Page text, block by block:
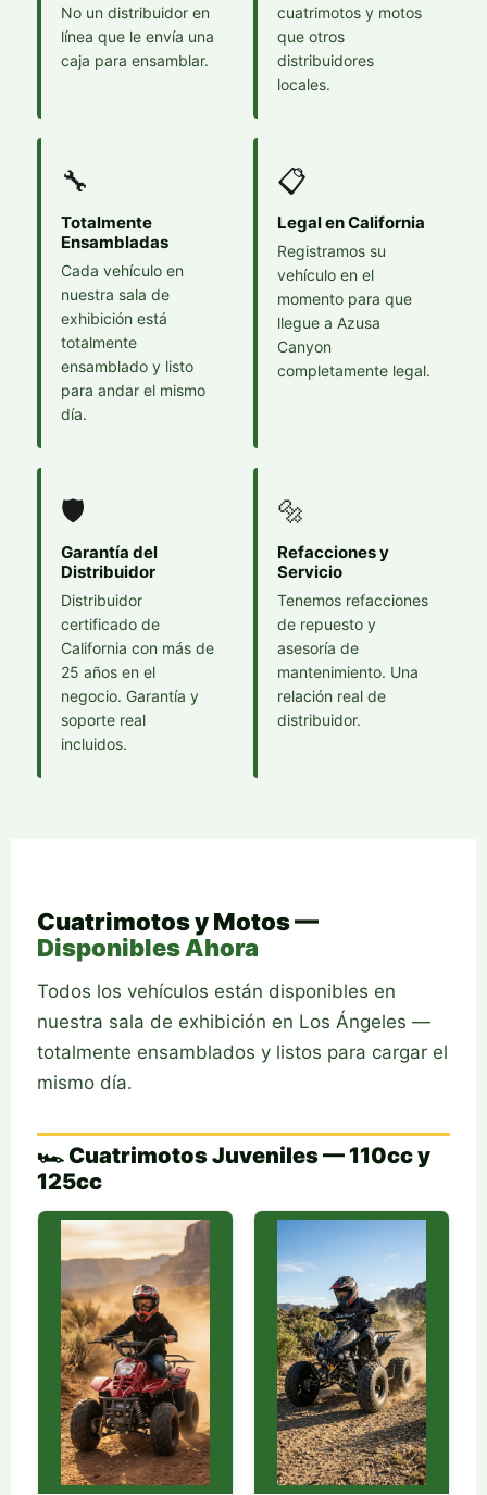
No un distribuidor en
línea que le envía una
caja para ensamblar.
cuatrimotos y motos
que otros
distribuidores
locales.
🔧
Totalmente
Ensambladas
Cada vehículo en
nuestra sala de
exhibición está
totalmente
ensamblado y listo
para andar el mismo
día.
📋
Legal en California
Registramos su
vehículo en el
momento para que
llegue a Azusa
Canyon
completamente legal.
🛡️
Garantía del
Distribuidor
Distribuidor
certificado de
California con más de
25 años en el
negocio. Garantía y
soporte real
incluidos.
🔩
Refacciones y
Servicio
Tenemos refacciones
de repuesto y
asesoría de
mantenimiento. Una
relación real de
distribuidor.
Cuatrimotos y Motos —
Disponibles Ahora
Todos los vehículos están disponibles en
nuestra sala de exhibición en Los Ángeles —
totalmente ensamblados y listos para cargar el
mismo día.
🏎️ Cuatrimotos Juveniles — 110cc y
125cc